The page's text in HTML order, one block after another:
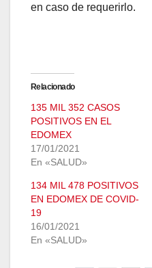
en caso de requerirlo.
Relacionado
135 MIL 352 CASOS
POSITIVOS EN EL
EDOMEX
17/01/2021
En «SALUD»
134 MIL 478 POSITIVOS
EN EDOMEX DE COVID-
19
16/01/2021
En «SALUD»